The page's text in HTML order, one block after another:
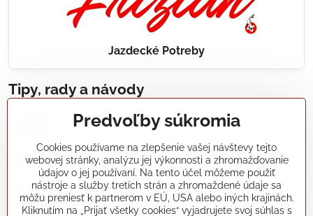
Jazdecké Potreby
Tipy, rady a návody
Realizácie záhradných jazierok, bazénov, fontán,
Články a blogy
Rady a návody
Predvoľby súkromia
Cookies používame na zlepšenie vašej návštevy tejto
webovej stránky, analýzu jej výkonnosti a zhromažďovanie
údajov o jej používaní. Na tento účel môžeme použiť
nástroje a služby tretích strán a zhromaždené údaje sa
môžu preniesť k partnerom v EÚ, USA alebo iných krajinách.
Kliknutím na „Prijať všetky cookies“ vyjadrujete svoj súhlas s